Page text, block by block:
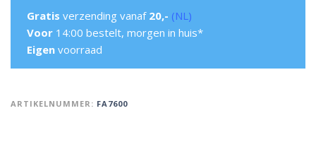
Gratis verzending vanaf 20,- (NL)
Voor 14:00 bestelt, morgen in huis*
Eigen voorraad
ARTIKELNUMMER: FA7600